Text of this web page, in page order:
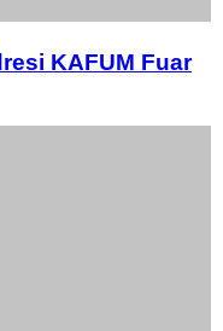
KAFUM Fuar